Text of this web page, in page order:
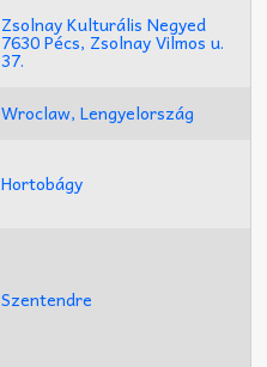
Zsolnay Kulturális Negyed
7630 Pécs, Zsolnay Vilmos u.
37.
Wroclaw, Lengyelország
Hortobágy
Szentendre